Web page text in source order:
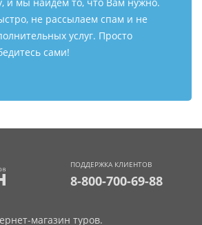
не рассылаем спам и не
услуг. Просто
сами!
ПОДДЕРЖКА КЛИЕНТОВ
8-800-700-69-88
магазин туров.